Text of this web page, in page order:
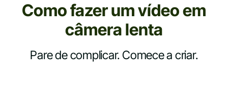
Como fazer um vídeo em
câmera lenta
Pare de complicar. Comece a criar.